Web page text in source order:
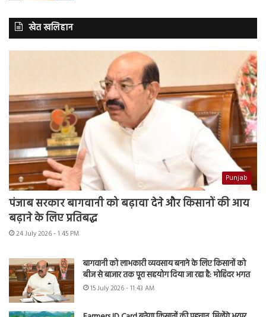
खेत खलिहान
Punjab
पंजाब सरकार बागवानी को बढ़ावा देने और किसानों की आय
बढ़ाने के लिए प्रतिबद्ध
24 July 2026 - 1:45 PM
बागवानी को लाभकारी व्यवसाय बनाने के लिए किसानों को
बीज से बाजार तक पूरा सहयोग दिया जा रहा है: मोहिंदर भगत
15 July 2026 - 11:43 AM